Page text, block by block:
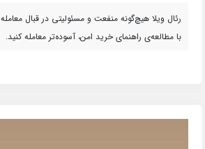
رئال ویلا هیچ‌گونه منفعت و مسئولیتی در قبال
با مطالعه‌ی راهنمای خرید امن، آسوده‌تر معامله کنید.